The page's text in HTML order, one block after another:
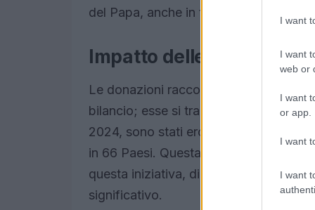
I want
I want
web or
I want
or app.
I want
I want
del Papa, anche in tempi di difficoltà.
Impatto delle donazioni
Le donazioni raccolte attraverso
bilancio; esse si traducono in azioni
2024, sono stati erogati oltre 13
in 66 Paesi. Questa distribuzione dei
questa iniziativa, dimostrando come
significativo.